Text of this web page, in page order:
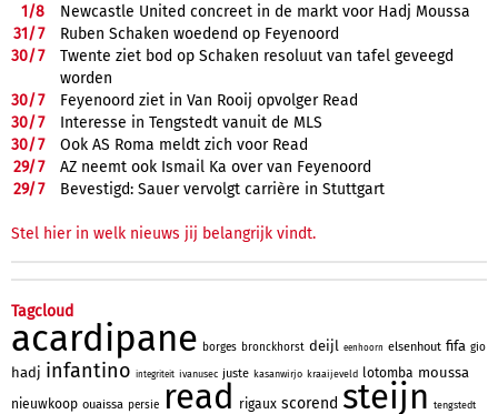
1/8
Newcastle United concreet in de markt voor Hadj Moussa
31/7
Ruben Schaken woedend op Feyenoord
30/7
Twente ziet bod op Schaken resoluut van tafel geveegd
worden
30/7
Feyenoord ziet in Van Rooij opvolger Read
30/7
Interesse in Tengstedt vanuit de MLS
30/7
Ook AS Roma meldt zich voor Read
29/7
AZ neemt ook Ismail Ka over van Feyenoord
29/7 Bevestigd: Sauer vervolgt carrière in Stuttgart
Stel hier in welk nieuws jij belangrijk vindt.
Tagcloud
acardipane borges bronckhorst deijl eenhoorn elsenhout fifa gio
hadj infantino integriteit ivanusec juste kasanwirjo kraaijeveld lotomba moussa
nieuwkoop ouaissa persie read rigaux scorend steijn tengstedt